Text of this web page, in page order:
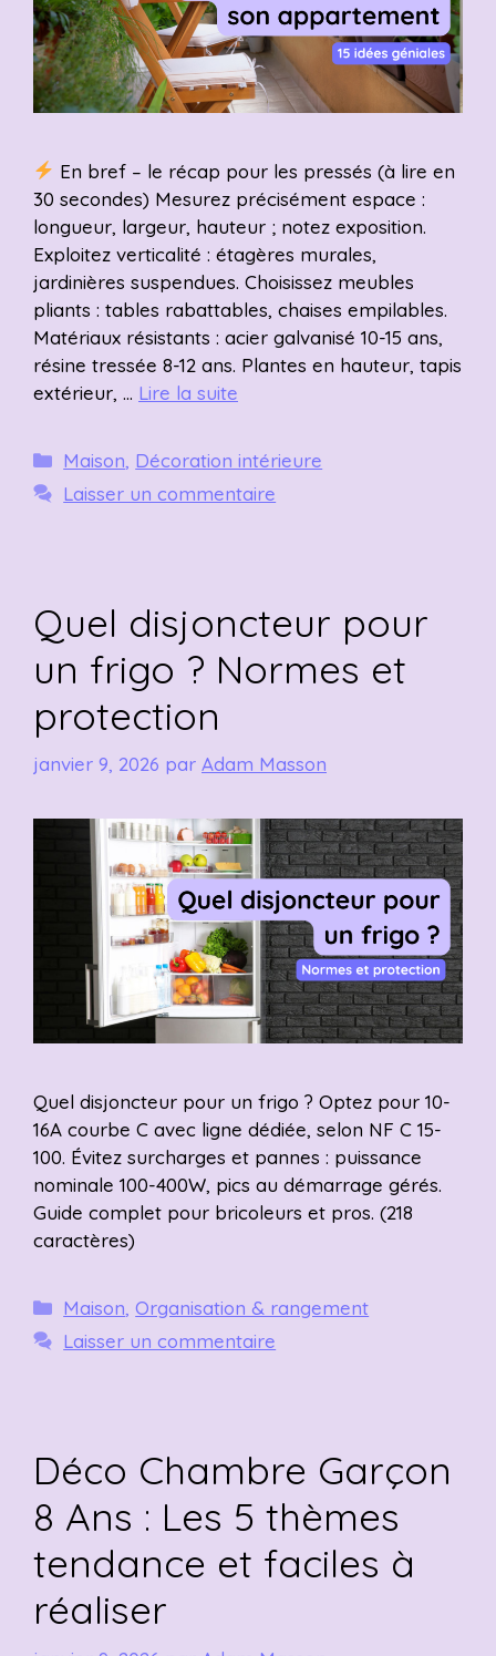
En bref – le récap pour les pressés (à lire en
30 secondes) Mesurez précisément espace :
longueur, largeur, hauteur ; notez exposition.
Exploitez verticalité : étagères murales,
jardinières suspendues. Choisissez meubles
pliants : tables rabattables, chaises empilables.
Matériaux résistants : acier galvanisé 10-15 ans,
résine tressée 8-12 ans. Plantes en hauteur, tapis
extérieur, … Lire la suite
Catégories
Maison Décoration intérieure
Laisser un commentaire
Quel disjoncteur pour
un frigo ? Normes et
protection
janvier 9, 2026 par Adam Masson
Quel disjoncteur pour un frigo ? Optez pour 10-
16A courbe C avec ligne dédiée, selon NF C 15-
100. Évitez surcharges et pannes : puissance
nominale 100-400W, pics au démarrage gérés.
Guide complet pour bricoleurs et pros. (218
caractères)
Catégories
Maison ,Organisation & rangement
Laisser un commentaire
Déco Chambre Garçon
8 Ans : Les 5 thèmes
tendance et faciles à
réaliser